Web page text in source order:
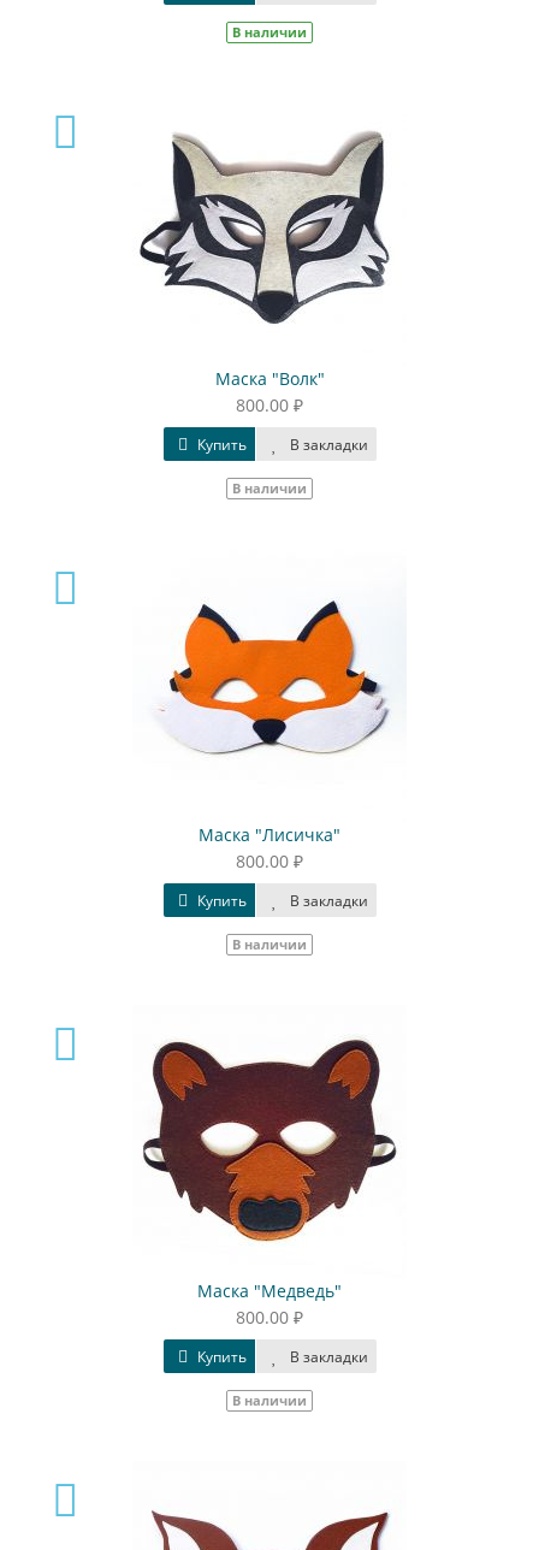
В наличии
Маска "Волк"
800.00 ₽
Купить В закладки
В наличии
Маска "Лисичка"
800.00 ₽
Купить В закладки
В наличии
Маска "Медведь"
800.00 ₽
Купить В закладки
В наличии